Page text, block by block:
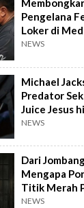
Pengelana
Loker di
Jerat
NEWS
Michael
Predator
Juice Jesus
NEWS
Dari
Mengapa
Titik Merah
NEWS